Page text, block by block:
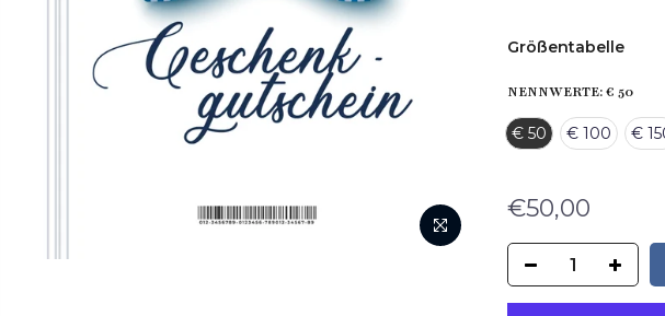
Größentabelle
NENNWERTE:€ 50
€ 50 € 100 €
€50,00